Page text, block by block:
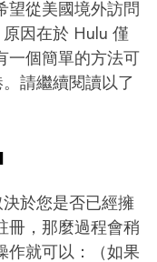
望從美國境外訪問
因在於 Hulu 僅
個簡單的方法可
請繼續閱讀以了
於您是否已經擁
冊，那麼過程會稍
作就可以：（如果